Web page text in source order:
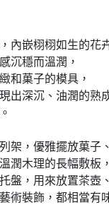
內嵌栩栩如生的花
沉穩而溫潤，
和菓子的模具，
出深沉、油潤的熟
架，優雅擺放菓子
潤木理的長幅敷板
盤，用來放置茶壺
術裝飾，都相當有